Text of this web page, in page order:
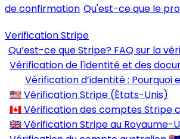
de confirmation Qu'est-ce que le
Verification Stripe
Qu’est-ce que Stripe? FAQ sur la
Vérification de l'identité et des
Vérification d’identité :
🇺🇸 Vérification Stripe (États-Unis)
🇨🇦 Vérification des comptes Stripe
🇬🇧 Vérification Stripe au Royaume-